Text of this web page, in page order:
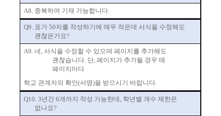
A8. 중복하여 기재 가능합니다.
Q9. 표가 50자를 작성하기에 매우 작은데 서식을 수정해도
괜찮은가요?
A9. 네 , 서식을 수정할 수 있으며 페이지를 추가해도
괜찮습니다. 단,페이지가 추가될 경우 매
페이지마다
학교 관계자의 확인(서명)을 받으시기 바랍니다.
Q10. 3년간 6개까지 작성 가능한데 , 학년별 개수 제한은
없나요?